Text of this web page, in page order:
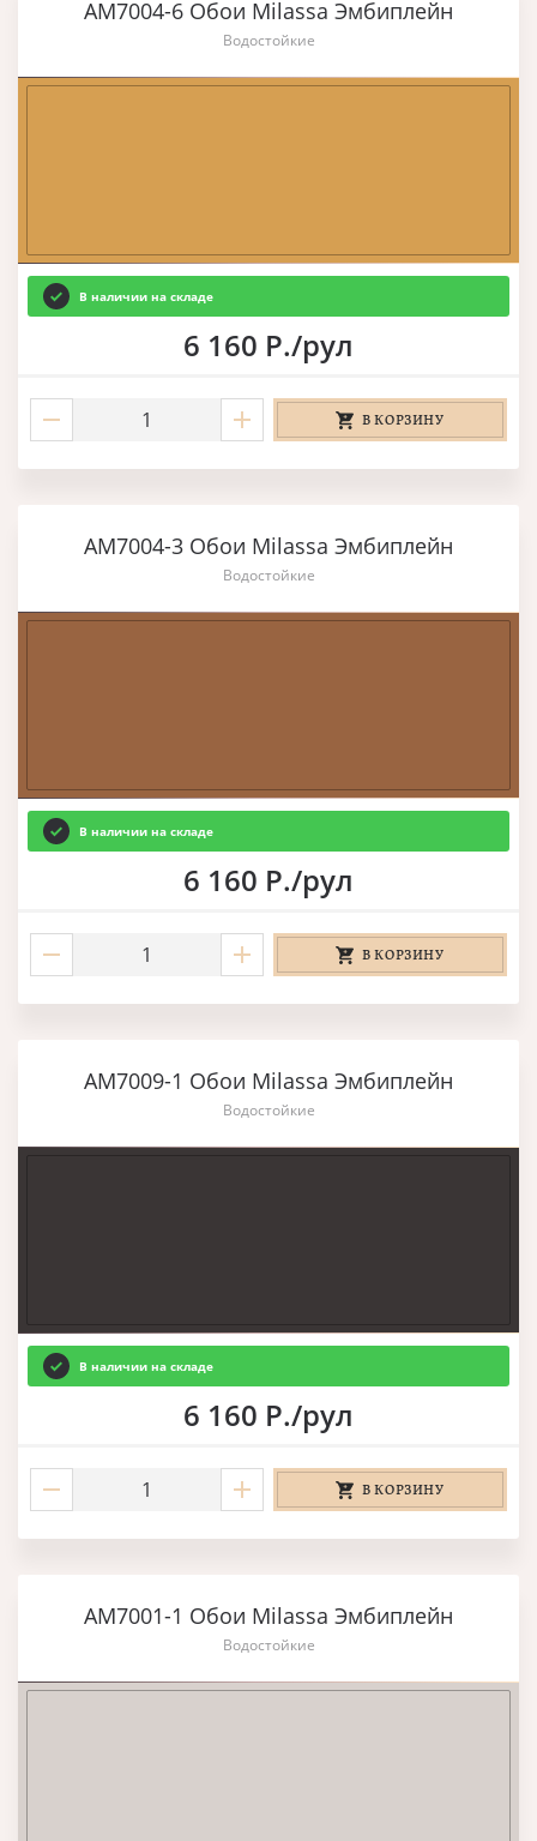
AM7004-6 Обои Milassa Эмбиплейн
Водостойкие
В наличии на складе
6 160 Р./рул
В КОРЗИНУ
AM7004-3 Обои Milassa Эмбиплейн
Водостойкие
В наличии на складе
6 160 Р./рул
В КОРЗИНУ
AM7009-1 Обои Milassa Эмбиплейн
Водостойкие
В наличии на складе
6 160 Р./рул
В КОРЗИНУ
AM7001-1 Обои Milassa Эмбиплейн
Водостойкие